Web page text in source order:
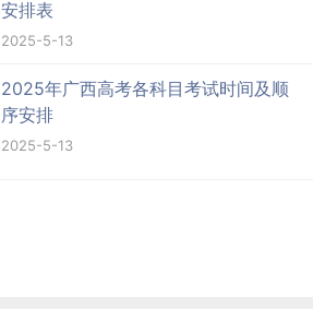
安排表
2025-5-13
2025年广西高考各科目考试时间及顺
序安排
2025-5-13